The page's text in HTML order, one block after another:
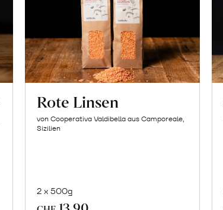
Rote Linsen
von Cooperativa Valdibella aus Camporeale,
Sizilien
2 x 500g